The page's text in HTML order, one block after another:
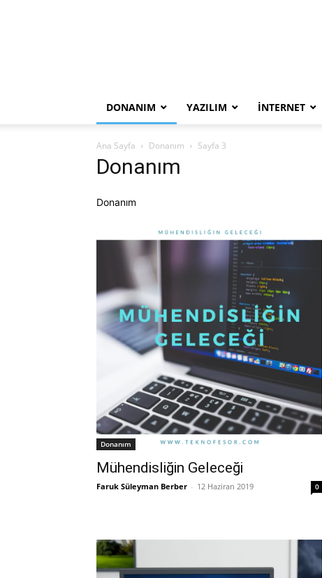
DONANIM YAZILIM İNTERNET
Ana Sayfa Donanım Sayfa 3
Donanım
Donanım
Donanım
Mühendisliğin Geleceği
Faruk Süleyman Berber - 12 Haziran 2019 0